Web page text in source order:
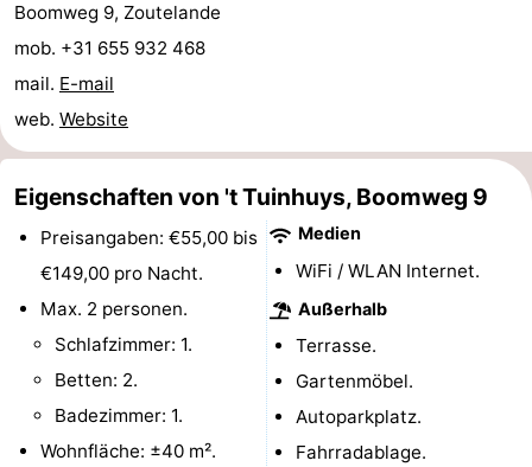
Golfplatze
-
Parafliegen
Sportangeln
Essen
und
trinken
Veranstaltungen
Ringstechen
Zoutelande
Actief
Praktisch
Forum
Boomweg 9, Zoutelande
mob. +31 655 932 468
mail. E-mail
web. Website
Eigenschaften von 't Tuinhuys, Boomweg 9
Preisangaben: €55,00 bis
€149,00 pro Nacht.
Max. 2 personen.
Schlafzimmer: 1.
Betten: 2.
Badezimmer: 1.
Wohnfläche: ±40 m².
Medien
WiFi / WLAN Internet.
Außerhalb
Terrasse.
Gartenmöbel.
Autoparkplatz.
Fahrradablage.